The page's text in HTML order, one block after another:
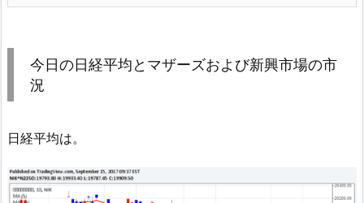
今日の日経平均とマザーズおよび新興市場の市
況
日経平均は。